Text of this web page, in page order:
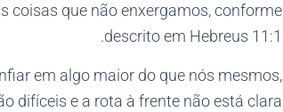
coisas que não enxergamos, conforme
descrito em Hebreus 11:1.
em algo maior do que nós mesmos,
difíceis e a rota à frente não está clara.